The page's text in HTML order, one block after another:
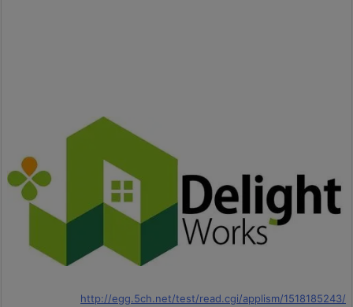
http://egg.5ch.net/test/read.cgi/applism/1518185243/